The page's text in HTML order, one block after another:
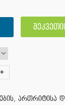
+
ართრიტისა